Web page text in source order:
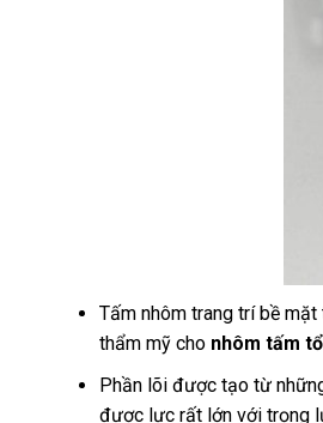
Tấm nhôm trang trí bề
thẩm mỹ cho nhôm tấm
Phần lõi được tạo từ
được lực rất lớn với trọng